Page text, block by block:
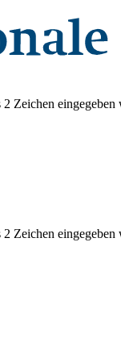
Zeichen
Zeichen